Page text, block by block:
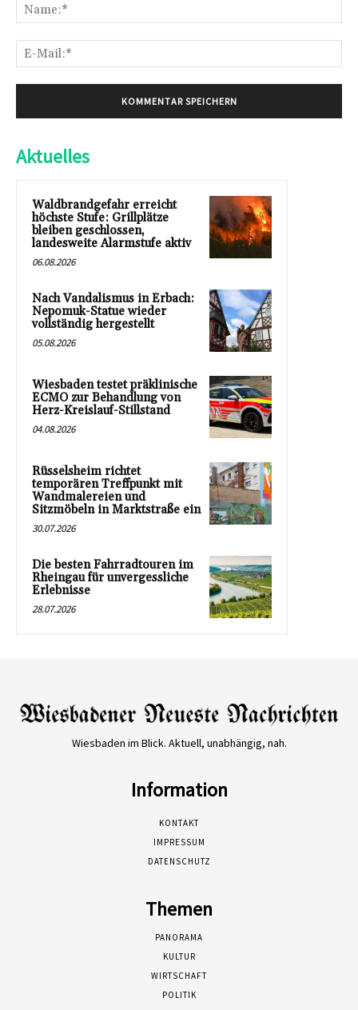
Aktuelles
Waldbrandgefahr erreicht
höchste Stufe: Grillplätze
bleiben geschlossen,
landesweite Alarmstufe aktiv
06.08.2026
Nach Vandalismus in Erbach:
Nepomuk-Statue wieder
vollständig hergestellt
05.08.2026
Wiesbaden testet präklinische
ECMO zur Behandlung von
Herz-Kreislauf-Stillstand
04.08.2026
Rüsselsheim richtet
temporären Treffpunkt mit
Wandmalereien und
Sitzmöbeln in Marktstraße ein
30.07.2026
Die besten Fahrradtouren im
Rheingau für unvergessliche
Erlebnisse
28.07.2026
Wiesbaden im Blick. Aktuell, unabhängig, nah.
Information
KONTAKT
IMPRESSUM
DATENSCHUTZ
Themen
PANORAMA
KULTUR
WIRTSCHAFT
POLITIK